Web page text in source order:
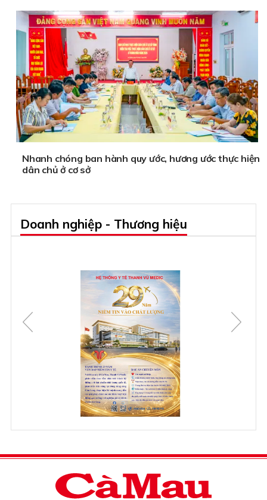
Nhanh chóng ban hành quy ước, hương ước thực hiện
dân chủ ở cơ sở
Doanh nghiệp - Thương hiệu